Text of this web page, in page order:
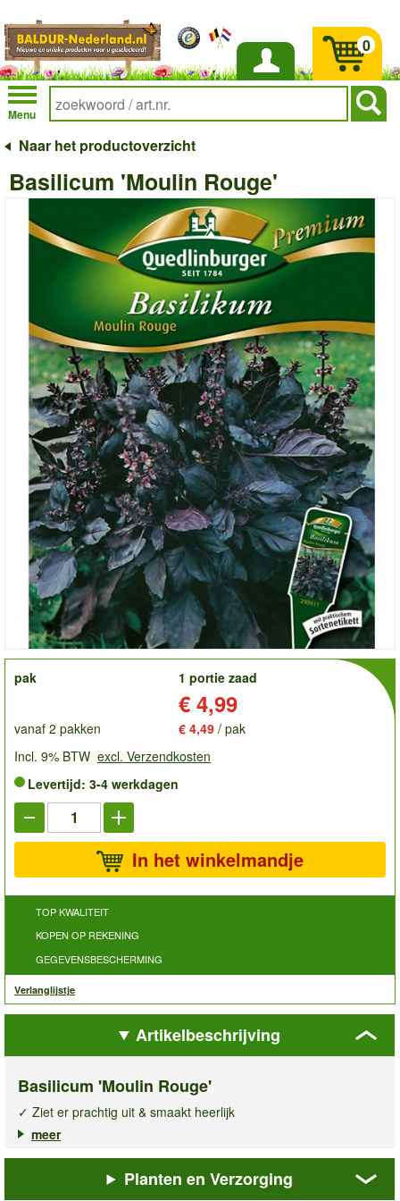
Inloggen
Menu
0
Naar het productoverzicht
Basilicum 'Moulin Rouge'
order
pak
1 portie zaad
€ 4,99
vanaf 2 pakken € 4,49 / pak
Incl. 9% BTW excl. Verzendkosten
Levertijd: 3-4 werkdagen
In het winkelmandje
TOP KWALITEIT
KOPEN OP REKENING
GEGEVENSBESCHERMING
Verlanglijstje
Artikelbeschrijving
Basilicum 'Moulin Rouge'
✓ Ziet er prachtig uit & smaakt heerlijk
✓ Aromatisch kruid met opvallende kleur
Een geurig en smaakvol basilicumras met een prachtige,
markante kleur, een echte blikvanger in de tuin en in de keuken!
meer
Planten en Verzorging